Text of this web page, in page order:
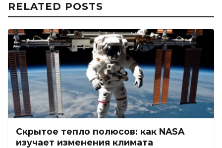
RELATED POSTS
Скрытое тепло полюсов: как NASA
изучает изменения климата